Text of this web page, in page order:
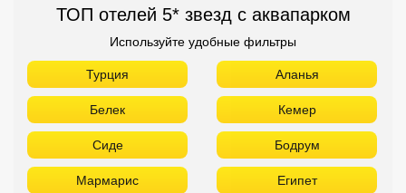
ТОП отелей 5* звезд с аквапарком
Используйте удобные фильтры
Турция Аланья
Белек Кемер
Сиде Бодрум
Мармарис Египет